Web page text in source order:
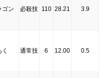
ゴン 必殺技 110 28.21 3.9
通常技 6 12.00 0.5